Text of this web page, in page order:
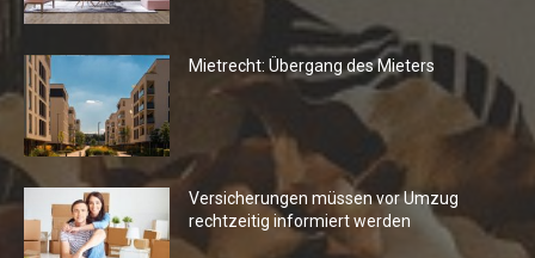
Mietrecht: Übergang des Mieters
Versicherungen müssen vor Umzug
rechtzeitig informiert werden